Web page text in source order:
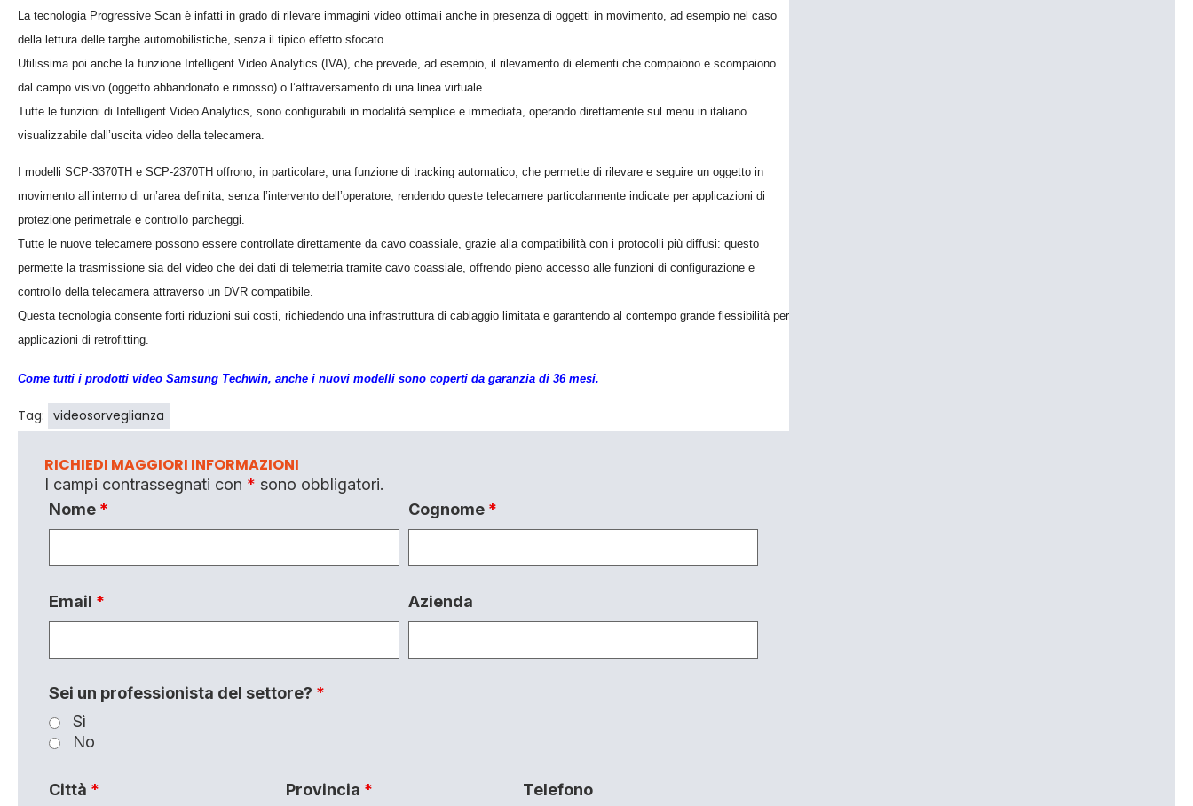
La tecnologia Progressive Scan è infatti in grado di rilevare immagini video ottimali anche in presenza di oggetti in movimento, ad esempio nel caso
della lettura delle targhe automobilistiche, senza il tipico effetto sfocato.
Utilissima poi anche la funzione Intelligent Video Analytics (IVA), che prevede, ad esempio, il rilevamento di elementi che compaiono e scompaiono
dal campo visivo (oggetto abbandonato e rimosso) o l’attraversamento di una linea virtuale.
Tutte le funzioni di Intelligent Video Analytics, sono configurabili in modalità semplice e immediata, operando direttamente sul menu in italiano
visualizzabile dall’uscita video della telecamera.
I modelli SCP-3370TH e SCP-2370TH offrono, in particolare, una funzione di tracking automatico, che permette di rilevare e seguire un oggetto in
movimento all’interno di un’area definita, senza l’intervento dell’operatore, rendendo queste telecamere particolarmente indicate per applicazioni di
protezione perimetrale e controllo parcheggi.
Tutte le nuove telecamere possono essere controllate direttamente da cavo coassiale, grazie alla compatibilità con i protocolli più diffusi: questo
permette la trasmissione sia del video che dei dati di telemetria tramite cavo coassiale, offrendo pieno accesso alle funzioni di configurazione e
controllo della telecamera attraverso un DVR compatibile.
Questa tecnologia consente forti riduzioni sui costi, richiedendo una infrastruttura di cablaggio limitata e garantendo al contempo grande flessibilità per
applicazioni di retrofitting.
Come tutti i prodotti video Samsung Techwin, anche i nuovi modelli sono coperti da garanzia di 36 mesi.
Tag: videosorveglianza
RICHIEDI MAGGIORI INFORMAZIONI
I campi contrassegnati con * sono obbligatori.
Nome * Cognome *
Email * Azienda
Sei un professionista del settore? *
Sì
No
Città * Provincia * Telefono